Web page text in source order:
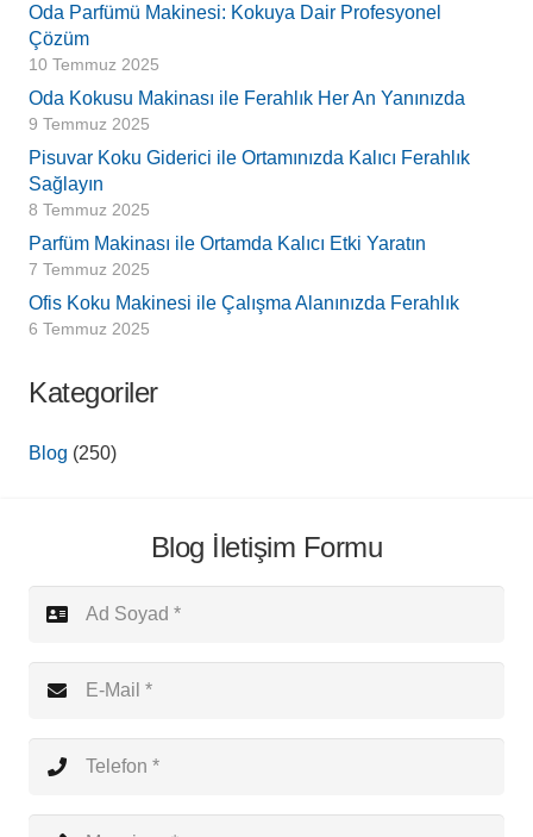
Oda Parfümü Makinesi: Kokuya Dair Profesyonel
Çözüm
10 Temmuz 2025
Oda Kokusu Makinası ile Ferahlık Her An Yanınızda
9 Temmuz 2025
Pisuvar Koku Giderici ile Ortamınızda Kalıcı Ferahlık
Sağlayın
8 Temmuz 2025
Parfüm Makinası ile Ortamda Kalıcı Etki Yaratın
7 Temmuz 2025
Ofis Koku Makinesi ile Çalışma Alanınızda Ferahlık
6 Temmuz 2025
Kategoriler
Blog (250)
Blog İletişim Formu